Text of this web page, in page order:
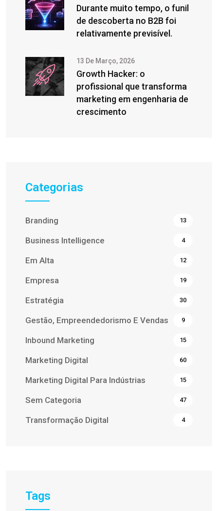
Durante muito tempo, o funil
de descoberta no B2B foi
relativamente previsível.
13 De Março, 2026
Growth Hacker: o
profissional que transforma
marketing em engenharia de
crescimento
Categorias
Branding 13
Business Intelligence 4
Em Alta 12
Empresa 19
Estratégia 30
Gestão, Empreendedorismo E Vendas 9
Inbound Marketing 15
Marketing Digital 60
Marketing Digital Para Indústrias 15
Sem Categoria 47
Transformação Digital 4
Tags